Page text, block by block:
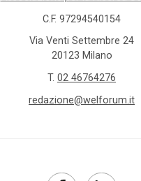
C.F. 97294540154
Via Venti Settembre 24
20123 Milano
T. 02 46764276
redazione@welforum.it